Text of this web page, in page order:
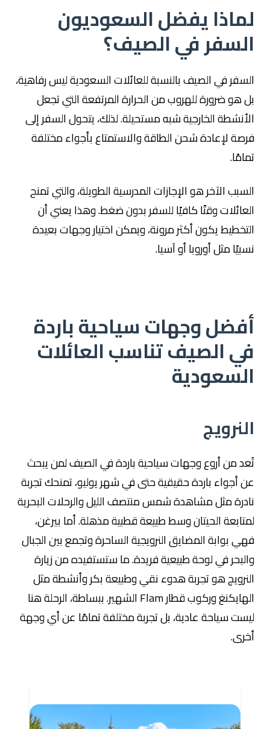
لماذا يفضل السعوديون
السفر في الصيف؟
السفر في الصيف بالنسبة للعائلات السعودية ليس رفاهية،
بل هو ضرورة للهروب من الحرارة المرتفعة التي تجعل
الأنشطة الخارجية شبه مستحيلة. لذلك، يتحول السفر إلى
فرصة لإعادة شحن الطاقة والاستمتاع بأجواء مختلفة
تمامًا.
السبب الآخر هو الإجازات المدرسية الطويلة، والتي تمنح
العائلات وقتًا كافيًا للسفر بدون ضغط. وهذا يعني أن
التخطيط يكون أكثر مرونة، ويمكن اختيار وجهات بعيدة
نسبيًا مثل أوروبا أو آسيا.
أفضل وجهات سياحية باردة
في الصيف تناسب العائلات
السعودية
النرويج
تُعد من أروع وجهات سياحية باردة في الصيف لمن يبحث
عن أجواء باردة حقيقية حتى في شهر يوليو، تمنحك تجربة
نادرة مثل مشاهدة شمس منتصف الليل والرحلات البحرية
لمتابعة الحيتان وسط طبيعة قطبية مذهلة. أما بيرغن،
فهي بوابة المضايق النرويجية الساحرة وتجمع بين الجبال
والبحر في لوحة طبيعية فريدة. ما ستستفيده من زيارة
النرويج هو تجربة هدوء نقي وطبيعة بكر وأنشطة مثل
الهايكنغ وركوب قطار Flam الشهير. ببساطة، الرحلة هنا
ليست سياحة عادية، بل تجربة مختلفة تمامًا عن أي وجهة
أخرى.